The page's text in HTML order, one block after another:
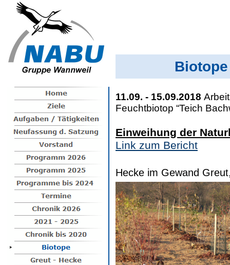
Biotope
11.09. - 15.09.2018
Feuchtbiotop “Teich
Einweihung der
Link zum Bericht
Hecke im Gewand